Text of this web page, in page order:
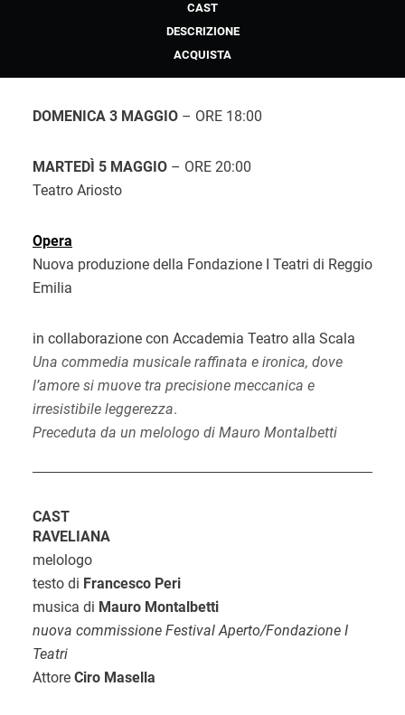
CAST
DESCRIZIONE
ACQUISTA
DOMENICA 3 MAGGIO – ORE 18:00
MARTEDÌ 5 MAGGIO – ORE 20:00
Teatro Ariosto
Opera
Nuova produzione della Fondazione I Teatri di Reggio
Emilia
in collaborazione con Accademia Teatro alla Scala
Una commedia musicale raffinata e ironica, dove
l’amore si muove tra precisione meccanica e
irresistibile leggerezza.
Preceduta da un melologo di Mauro Montalbetti
CAST
RAVELIANA
melologo
testo di Francesco Peri
musica di Mauro Montalbetti
nuova commissione Festival Aperto/Fondazione I
Teatri
Attore Ciro Masella